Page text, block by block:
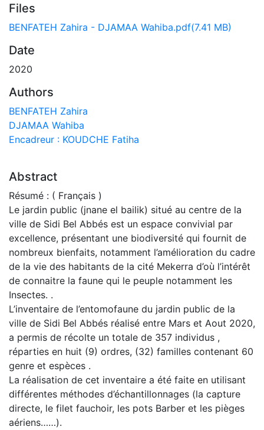
Files
BENFATEH Zahira - DJAMAA Wahiba.pdf(7.41 MB)
Date
2020
Authors
BENFATEH Zahira
DJAMAA Wahiba
Encadreur : KOUDCHE Fatiha
Abstract
Résumé : ( Français )
Le jardin public (jnane el bailik) situé au centre de la
ville de Sidi Bel Abbés est un espace convivial par
excellence, présentant une biodiversité qui fournit de
nombreux bienfaits, notamment l’amélioration du cadre
de la vie des habitants de la cité Mekerra d’où l’intérêt
de connaitre la faune qui le peuple notamment les
Insectes. .
L’inventaire de l’entomofaune du jardin public de la
ville de Sidi Bel Abbés réalisé entre Mars et Aout 2020,
a permis de récolte un totale de 357 individus ,
réparties en huit (9) ordres, (32) familles contenant 60
genre et espèces .
La réalisation de cet inventaire a été faite en utilisant
différentes méthodes d’échantillonnages (la capture
directe, le filet fauchoir, les pots Barber et les pièges
aériens……).